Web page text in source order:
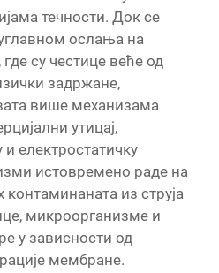
течности. Док се
ослања на
су честице веће од
задржане,
више механизама
утицај,
електростатичку
истовремено раде на
из струја
микроорганизме и
у зависности од
мембране.